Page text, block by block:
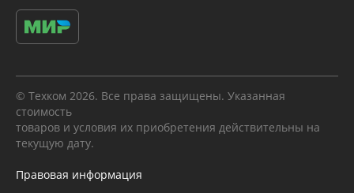
© Техком 2026. Все права защищены. Указанная
стоимость
товаров и условия их приобретения действительны на
текущую дату.
Правовая информация